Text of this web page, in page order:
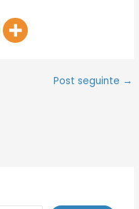
Post seguinte →